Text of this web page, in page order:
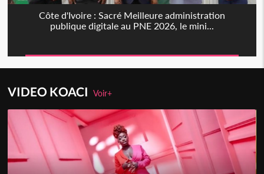
Côte d'Ivoire : Sacré Meilleure administration
publique digitale au PNE 2026, le mini...
VIDEO KOACIVoir+